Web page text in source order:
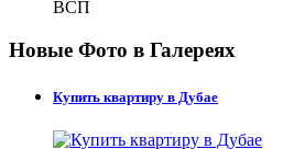
ВСП
Новые Фото в Галереях
Купить квартиру в Дубае